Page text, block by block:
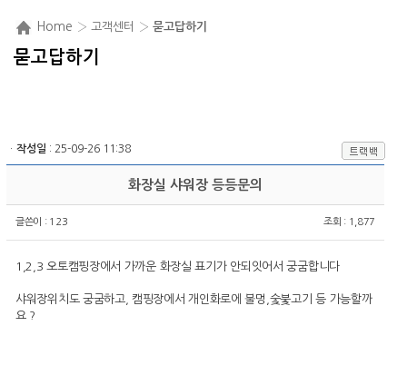
Home › 고객센터 › 묻고답하기
묻고답하기
ㆍ 작성일 : 25-09-26 11:38
화장실 샤워장 등등문의
글쓴이 : 123 조회 : 1,877
1,2,3 오토캠핑장에서 가까운 화장실 표기가 안되잇어서 궁굼합니다
샤워장위치도 궁굼하고, 캠핑장에서 개인화로에 불멍,숯붗고기 등 가능할까
요 ?